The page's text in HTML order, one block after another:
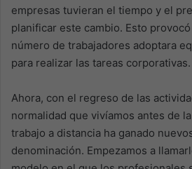
empresas tuvieran el tiempo y el
planificar este cambio. Esto
número de trabajadores adoptara
para realizar las tareas corporativas.
Ahora, con el regreso de las
normalidad que vivíamos antes de
trabajo a distancia ha ganado
denominación. Empezamos a